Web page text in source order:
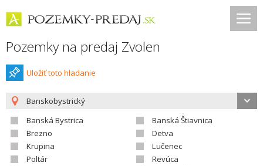
Pozemky na predaj Zvolen
Uložiť toto hladanie
Banskobystrický
Banská Bystrica
Banská Štiavnica
Brezno
Detva
Krupina
Lučenec
Poltár
Revúca